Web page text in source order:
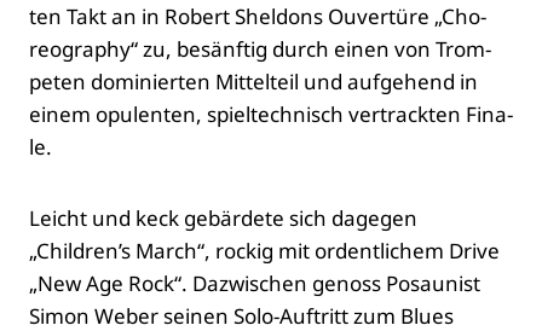
ten Takt an in Robert Shel­dons Ouver­tü­re „Cho­
reo­gra­phy“ zu, besänf­tig durch einen von Trom­
pe­ten domi­nier­ten Mit­tel­teil und auf­ge­hend in
einem opu­len­ten, spiel­tech­nisch ver­track­ten Fina­
le.
Leicht und keck gebär­de­te sich dage­gen
„Children’s March“, rockig mit ordent­li­chem Dri­ve
„New Age Rock“. Dazwi­schen genoss Posau­nist
Simon Weber sei­nen Solo-Auf­tritt zum Blues